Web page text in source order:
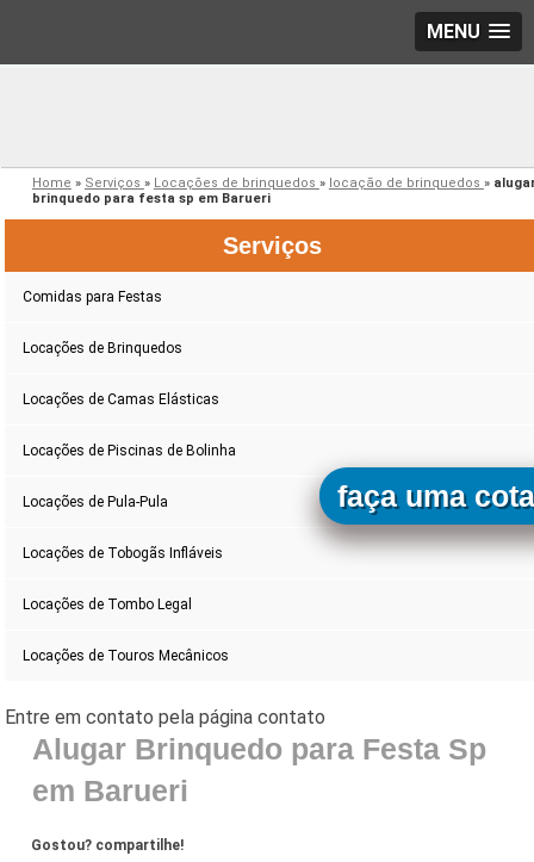
MENU
Home » Serviços » Locações de brinquedos » locação de brinquedos »
brinquedo para festa sp em Barueri
Serviços
Comidas para Festas
Locações de Brinquedos
Locações de Camas Elásticas
Locações de Piscinas de Bolinha
Locações de Pula-Pula
Locações de Tobogãs Infláveis
Locações de Tombo Legal
Locações de Touros Mecânicos
Alugar Brinquedo para Festa Sp
em Barueri
Gostou? compartilhe!
faça uma